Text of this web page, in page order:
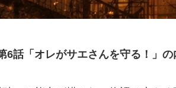
話「オレがサエさんを守る！」の